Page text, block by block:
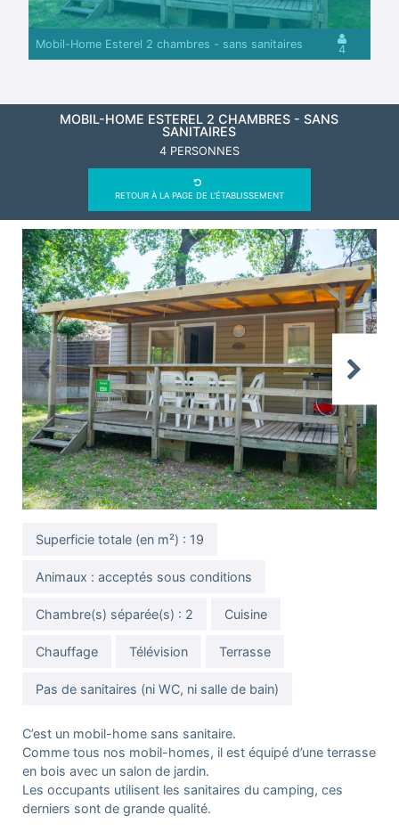
Mobil-Home Esterel 2 chambres - sans sanitaires 4
MOBIL-HOME ESTEREL 2 CHAMBRES - SANS
SANITAIRES
4 PERSONNES
RETOUR À LA PAGE DE L'ÉTABLISSEMENT
Previous Next
Superficie totale (en m²) : 19
Animaux : acceptés sous conditions
Chambre(s) séparée(s) : 2 Cuisine
Chauffage Télévision Terrasse
Pas de sanitaires (ni WC, ni salle de bain)
C’est un mobil-home sans sanitaire.
Comme tous nos mobil-homes, il est équipé d’une terrasse
en bois avec un salon de jardin.
Les occupants utilisent les sanitaires du camping, ces
derniers sont de grande qualité.